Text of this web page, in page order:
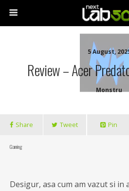
5 August,
Review – Acer
Monstru
Share Tweet Pin
Gaming
Desigur, asa cum am vazut si in